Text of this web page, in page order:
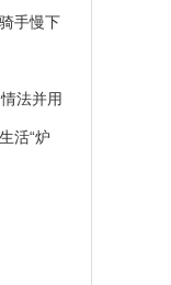
手慢下
法并用
活“炉